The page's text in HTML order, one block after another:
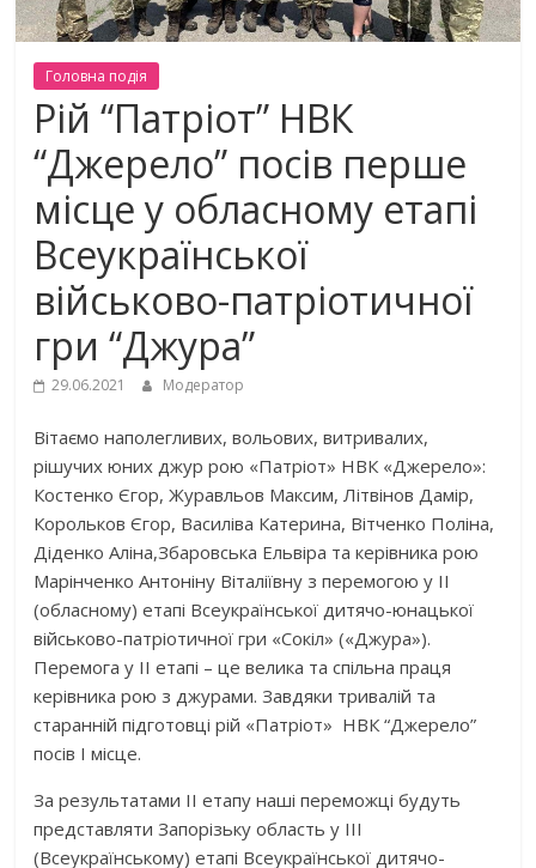
Головна подiя
Рій “Патріот” НВК
“Джерело” посів перше
місце у обласному етапі
Всеукраїнської
військово-патріотичної
гри “Джура”
29.06.2021 Модератор
Вітаємо наполегливих, вольових, витривалих,
рішучих юних джур рою «Патріот» НВК «Джерело»:
Костенко Єгор, Журавльов Максим, Літвінов Дамір,
Корольков Єгор, Василіва Катерина, Вітченко Поліна,
Діденко Аліна,Збаровська Ельвіра та керівника рою
Марінченко Антоніну Віталіївну з перемогою у ІІ
(обласному) етапі Всеукраїнської дитячо-юнацької
військово-патріотичної гри «Сокіл» («Джура»).
Перемога у ІІ етапі – це велика та спільна праця
керівника рою з джурами. Завдяки тривалій та
старанній підготовці рій «Патріот» НВК “Джерело”
посів І місце.
За результатами ІІ етапу наші переможці будуть
представляти Запорізьку область у ІІІ
(Всеукраїнському) етапі Всеукраїнської дитячо-